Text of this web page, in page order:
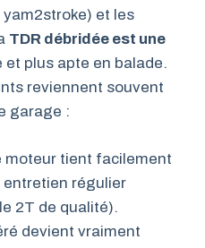
et les
TDR débridée est une
et plus apte en balade.
reviennent souvent
garage :
moteur tient facilement
entretien régulier
2T de qualité).
devient vraiment